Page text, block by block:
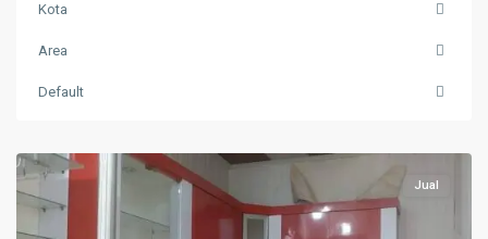
Kota
Area
Default
Jual